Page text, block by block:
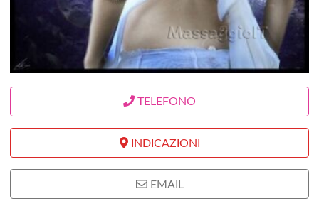
TELEFONO
INDICAZIONI
EMAIL